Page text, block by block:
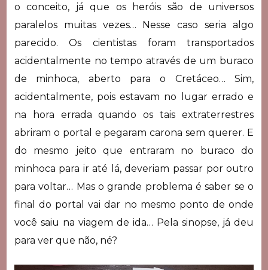
o conceito, já que os heróis são de universos
paralelos muitas vezes… Nesse caso seria algo
parecido. Os cientistas foram transportados
acidentalmente no tempo através de um buraco
de minhoca, aberto para o Cretáceo… Sim,
acidentalmente, pois estavam no lugar errado e
na hora errada quando os tais extraterrestres
abriram o portal e pegaram carona sem querer. E
do mesmo jeito que entraram no buraco do
minhoca para ir até lá, deveriam passar por outro
para voltar… Mas o grande problema é saber se o
final do portal vai dar no mesmo ponto de onde
você saiu na viagem de ida… Pela sinopse, já deu
para ver que não, né?